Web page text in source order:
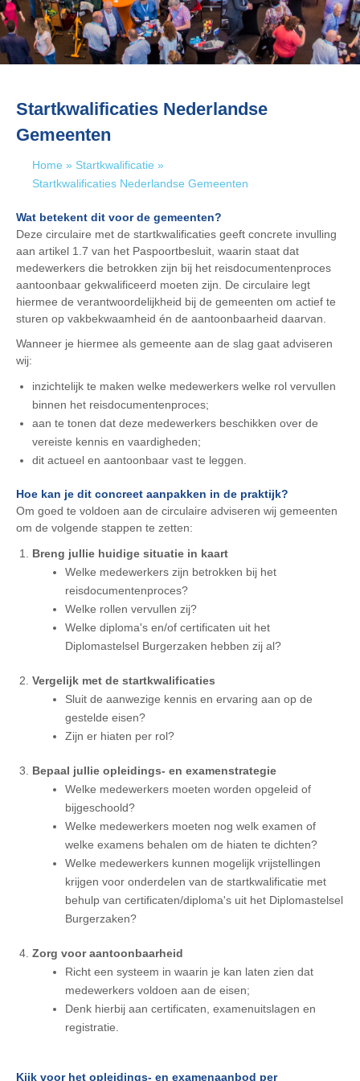
Startkwalificaties Nederlandse
Gemeenten
Home » Startkwalificatie »
Startkwalificaties Nederlandse Gemeenten
Wat betekent dit voor de gemeenten?
Deze circulaire met de startkwalificaties geeft concrete invulling
aan artikel 1.7 van het Paspoortbesluit, waarin staat dat
medewerkers die betrokken zijn bij het reisdocumentenproces
aantoonbaar gekwalificeerd moeten zijn. De circulaire legt
hiermee de verantwoordelijkheid bij de gemeenten om actief te
sturen op vakbekwaamheid én de aantoonbaarheid daarvan.
Wanneer je hiermee als gemeente aan de slag gaat adviseren
wij:
inzichtelijk te maken welke medewerkers welke rol vervullen
binnen het reisdocumentenproces;
aan te tonen dat deze medewerkers beschikken over de
vereiste kennis en vaardigheden;
dit actueel en aantoonbaar vast te leggen.
Hoe kan je dit concreet aanpakken in de praktijk?
Om goed te voldoen aan de circulaire adviseren wij gemeenten
om de volgende stappen te zetten:
Breng jullie huidige situatie in kaart
Welke medewerkers zijn betrokken bij het
reisdocumentenproces?
Welke rollen vervullen zij?
Welke diploma's en/of certificaten uit het
Diplomastelsel Burgerzaken hebben zij al?
Vergelijk met de startkwalificaties
Sluit de aanwezige kennis en ervaring aan op de
gestelde eisen?
Zijn er hiaten per rol?
Bepaal jullie opleidings- en examenstrategie
Welke medewerkers moeten worden opgeleid of
bijgeschoold?
Welke medewerkers moeten nog welk examen of
welke examens behalen om de hiaten te dichten?
Welke medewerkers kunnen mogelijk vrijstellingen
krijgen voor onderdelen van de startkwalificatie met
behulp van certificaten/diploma's uit het Diplomastelsel
Burgerzaken?
Zorg voor aantoonbaarheid
Richt een systeem in waarin je kan laten zien dat
medewerkers voldoen aan de eisen;
Denk hierbij aan certificaten, examenuitslagen en
registratie.
Kijk voor het opleidings- en examenaanbod per